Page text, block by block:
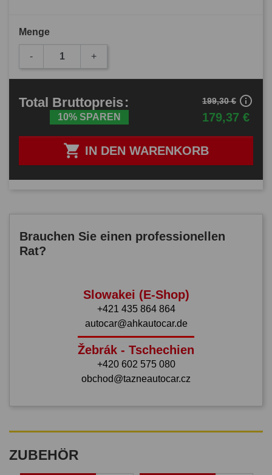
Menge
- +
 IN DEN WARENKORB
Total Bruttopreis:
10% SPAREN 179,37 €
199,30 € info_outline
Brauchen Sie einen professionellen
Rat?
Slowakei (E-Shop)
+421 435 864 864
autocar@ahkautocar.de
Žebrák - Tschechien
+420 602 575 080
obchod@tazneautocar.cz
ZUBEHÖR